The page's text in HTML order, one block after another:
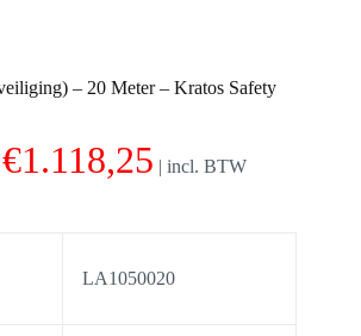
– 20 Meter – Kratos Safety
€1.118,25 | incl. BTW
LA1050020